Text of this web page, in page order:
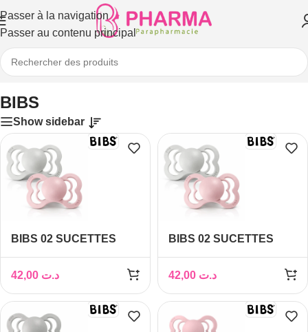
Passer à la navigation
Passer au contenu principal
Accueil/BIBS
BIBS
Show sidebar
BIBS 02 SUCETTES
HAZE BLOSSOM SIZE 2
د.ت
BIBS 02 SUCETTES
HAZE BLOSSOM SIZE 1
د.ت